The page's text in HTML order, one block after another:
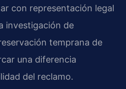
con representación legal
investigación de
temprana de
una diferencia
del reclamo.